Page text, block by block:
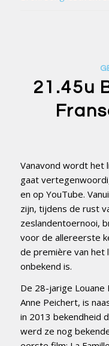
21.45u
Vanavond wordt het
gaat
en op YouTube.
zijn, tijdens de rust
zeslandentoernooi,
voor de allereerste
de première van het
onbekend is.
De 28-jarige Louane
Anne Peichert, is
in 2013 bekendheid
werd ze nog